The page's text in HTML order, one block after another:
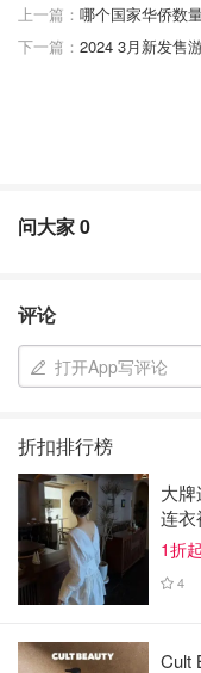
上一篇：
下一篇：
问大家0
评论
打开App写评论
折扣排行榜
大
连衣
1折
4
Cult